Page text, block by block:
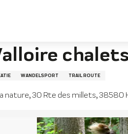
chalets
WANDELSPORT TRAIL ROUTE
nature, 30 Rte des millets, 38580